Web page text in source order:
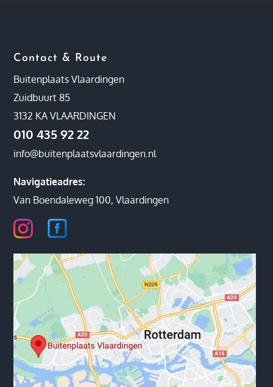
Contact & Route
Buitenplaats Vlaardingen
Zuidbuurt 85
3132 KA VLAARDINGEN
010 435 92 22
info@buitenplaatsvlaardingen.nl
Navigatieadres:
Van Boendaleweg 100, Vlaardingen